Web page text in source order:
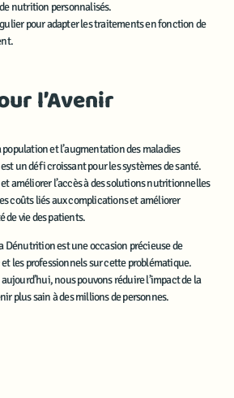
nutrition personnalisés.
pour adapter les traitements en fonction de
l’Avenir
et l’augmentation des maladies
un défi croissant pour les systèmes de santé.
améliorer l’accès à des solutions nutritionnelles
coûts liés aux complications et améliorer
vie des patients.
Dénutrition est une occasion précieuse de
les professionnels sur cette problématique.
nous pouvons réduire l’impact de la
plus sain à des millions de personnes.